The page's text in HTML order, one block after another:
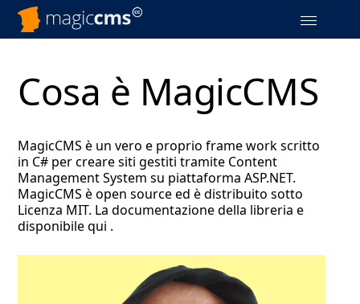
navigation
content
Toggle
navigation
Cosa è MagicCMS
MagicCMS è un vero e proprio frame work scritto
in C# per creare siti gestiti tramite Content
Management System su piattaforma ASP.NET.
MagicCMS è open source ed è distribuito sotto
Licenza MIT. La documentazione della libreria e
disponibile qui .